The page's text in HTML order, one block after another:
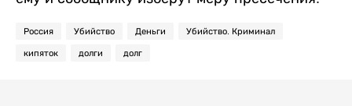
Россия Убийство Деньги Убийство. Криминал
кипяток долги долг